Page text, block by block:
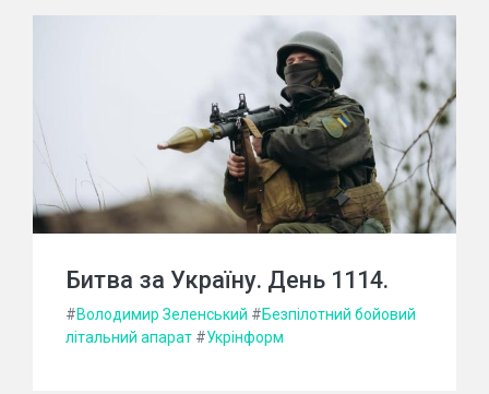
Битва за Україну. День 1114.
#Володимир Зеленський #Безпілотний бойовий
літальний апарат #Укрінформ